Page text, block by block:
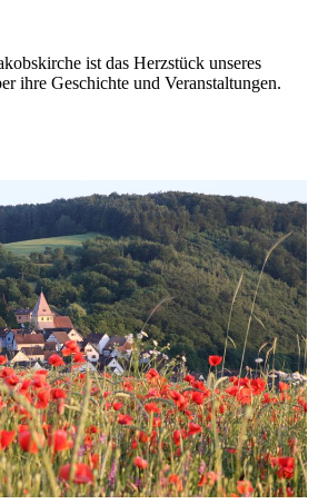
ist das Herzstück unseres
ihre Geschichte und Veranstaltungen.